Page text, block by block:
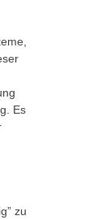
Es
zu